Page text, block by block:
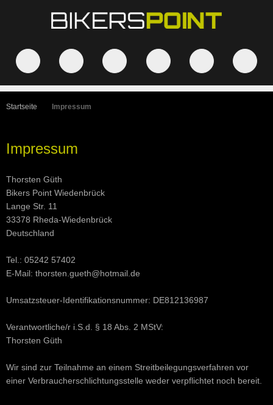
Startseite Impressum
Impressum
Thorsten Güth
Bikers Point Wiedenbrück
Lange Str. 11
33378 Rheda-Wiedenbrück
Deutschland
Tel.: 05242 57402
E-Mail: thorsten.gueth@hotmail.de
Umsatzsteuer-Identifikationsnummer: DE812136987
Verantwortliche/r i.S.d. § 18 Abs. 2 MStV:
Thorsten Güth
Wir sind zur Teilnahme an einem Streitbeilegungsverfahren vor
einer Verbraucherschlichtungsstelle weder verpflichtet noch bereit.